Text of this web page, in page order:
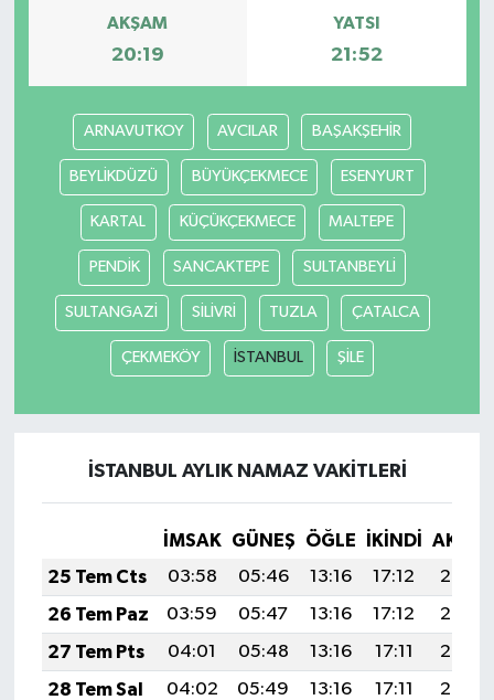
AKŞAM
20:19
YATSI
21:52
ARNAVUTKOY AVCILAR BAŞAKŞEHİR
BEYLİKDÜZÜ BÜYÜKÇEKMECE ESENYURT
KARTAL KÜÇÜKÇEKMECE MALTEPE
PENDİK SANCAKTEPE SULTANBEYLİ
SULTANGAZİ SİLİVRİ TUZLA ÇATALCA
ÇEKMEKÖY İSTANBUL ŞİLE
İSTANBUL AYLIK NAMAZ VAKITLERI
İMSAK GÜNEŞ ÖĞLE İKINDI
25 Tem Cts
03:58 05:46 13:16 17:12
20:35
26 Tem Paz
03:59 05:47 13:16 17:12
20:34
27 Tem Pts
04:01 05:48 13:16 17:11
20:33
28 Tem Sal
04:02 05:49 13:16 17:11
20:32